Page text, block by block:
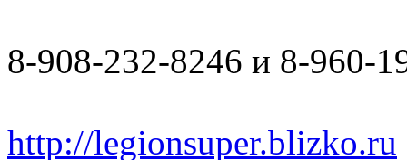
8-908-232-8246 и 8-960-
http://legionsuper.blizko.ru